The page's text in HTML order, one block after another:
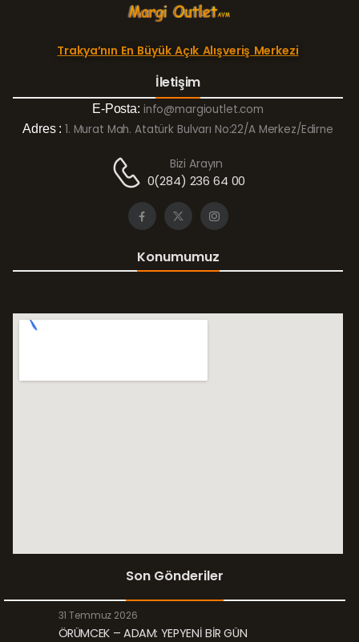
Trakya’nın En Büyük Açık Alışveriş Merkezi
İletişim
E-Posta: info@margioutlet.com
Adres : 1. Murat Mah. Atatürk Bulvarı No:22/A Merkez/Edirne
Bizi Arayın
0(284) 236 64 00
Konumumuz
Son Gönderiler
31 Temmuz 2026
ÖRÜMCEK – ADAM: YEPYENİ BİR GÜN